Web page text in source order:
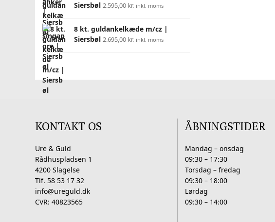
Siersbøl 2.595,00 kr. inkl. moms
8 kt. guldankelkæde m/cz |
Siersbøl 2.695,00 kr. inkl. moms
KONTAKT OS
Ure & Guld
Rådhuspladsen 1
4200 Slagelse
Tlf. 58 53 17 32
info@ureguld.dk
CVR: 40823565
ÅBNINGSTIDER
Mandag – onsdag
09:30 – 17:30
Torsdag – fredag
09:30 – 18:00
Lørdag
09:30 – 14:00